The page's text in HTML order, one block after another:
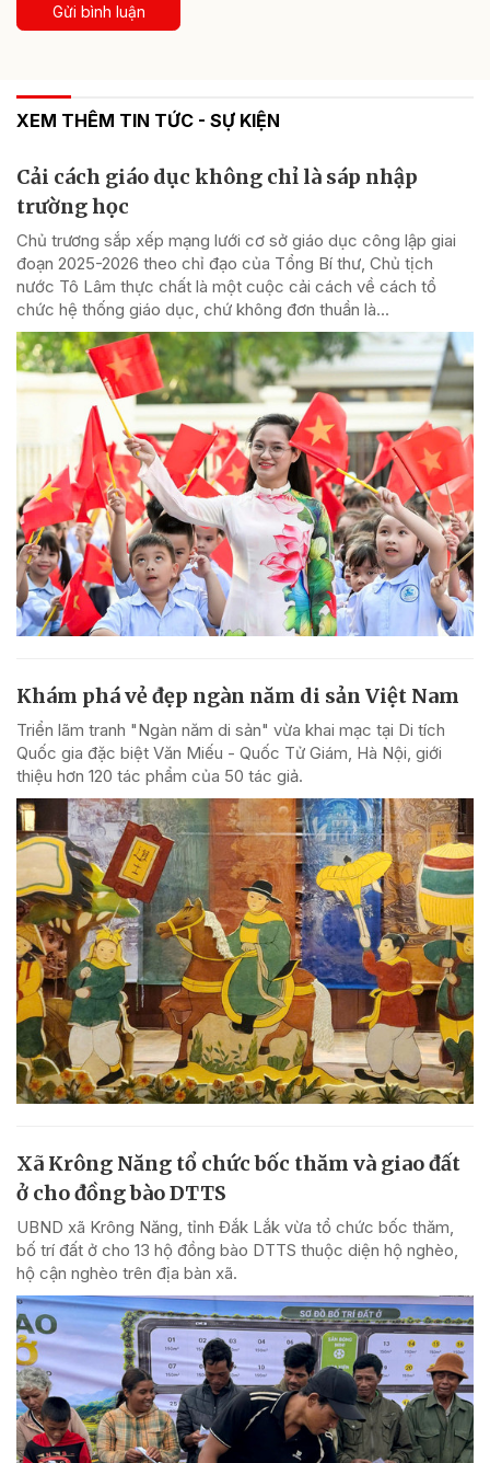
Gửi bình luận
XEM THÊM TIN TỨC - SỰ KIỆN
Cải cách giáo dục không chỉ là sáp nhập
trường học
Chủ trương sắp xếp mạng lưới cơ sở giáo dục công lập giai
đoạn 2025-2026 theo chỉ đạo của Tổng Bí thư, Chủ tịch
nước Tô Lâm thực chất là một cuộc cải cách về cách tổ
chức hệ thống giáo dục, chứ không đơn thuần là...
Khám phá vẻ đẹp ngàn năm di sản Việt Nam
Triển lãm tranh "Ngàn năm di sản" vừa khai mạc tại Di tích
Quốc gia đặc biệt Văn Miếu - Quốc Tử Giám, Hà Nội, giới
thiệu hơn 120 tác phẩm của 50 tác giả.
Xã Krông Năng tổ chức bốc thăm và giao đất
ở cho đồng bào DTTS
UBND xã Krông Năng, tỉnh Đắk Lắk vừa tổ chức bốc thăm,
bố trí đất ở cho 13 hộ đồng bào DTTS thuộc diện hộ nghèo,
hộ cận nghèo trên địa bàn xã.